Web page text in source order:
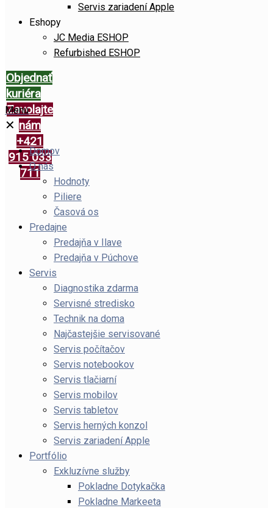
Servis zariadení Apple
Eshopy
JC Media ESHOP
Refurbished ESHOP
Objednať
kuriéra
Zavolajte
nám
+421
915 033
711
Menu
✕
Domov
O nás
Hodnoty
Piliere
Časová os
Predajne
Predajňa v Ilave
Predajňa v Púchove
Servis
Diagnostika zdarma
Servisné stredisko
Technik na doma
Najčastejšie servisované
Servis počítačov
Servis notebookov
Servis tlačiarní
Servis mobilov
Servis tabletov
Servis herných konzol
Servis zariadení Apple
Portfólio
Exkluzívne služby
Pokladne Dotykačka
Pokladne Markeeta